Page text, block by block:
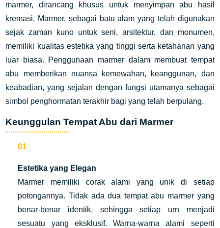
marmer, dirancang khusus untuk menyimpan abu hasil
kremasi. Marmer, sebagai batu alam yang telah digunakan
sejak zaman kuno untuk seni, arsitektur, dan monumen,
memiliki kualitas estetika yang tinggi serta ketahanan yang
luar biasa. Penggunaan marmer dalam membuat tempat
abu memberikan nuansa kemewahan, keanggunan, dan
keabadian, yang sejalan dengan fungsi utamanya sebagai
simbol penghormatan terakhir bagi yang telah berpulang.
Keunggulan Tempat Abu dari Marmer
Estetika yang Elegan
Marmer memiliki corak alami yang unik di setiap
potongannya. Tidak ada dua tempat abu marmer yang
benar-benar identik, sehingga setiap urn menjadi
sesuatu yang eksklusif. Warna-warna alami seperti